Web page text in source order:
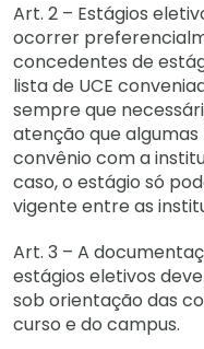
Art. 2 – Estágios
ocorrer
concedentes de
lista de UCE
sempre que
atenção que algumas
convênio com a
caso, o estágio só
vigente entre as
Art. 3 – A
estágios eletivos
sob orientação das
curso e do campus.